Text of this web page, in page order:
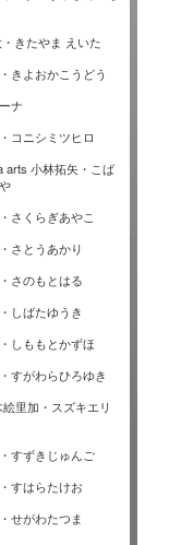
きたやま えいた
きよおかこうどう
ナ
コニシミツヒロ
arts 小林拓矢・こば
さくらぎあやこ
さとうあかり
さのもとはる
しばたゆうき
しももとかずほ
すがわらひろゆき
里加・スズキエリ
すずきじゅんご
すはらたけお
せがわたつま